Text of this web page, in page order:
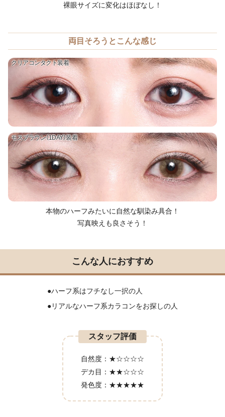
裸眼サイズに変化はほぼなし！
両目そろうとこんな感じ
クリアコンタクト装着
モスブラウン（1DAY）装着
本物のハーフみたいに自然な馴染み具合！
写真映えも良さそう！
こんな人におすすめ
●ハーフ系はフチなし一択の人
●リアルなハーフ系カラコンをお探しの人
スタッフ評価
自然度： ★☆☆☆☆
デカ目： ★★☆☆☆
発色度： ★★★★★